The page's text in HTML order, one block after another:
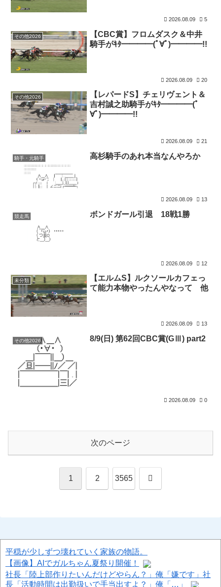
2026.08.09 5
その他2026
【CBC賞】フロムダスク＆中井
騎手がｷﾀ━━━━(ﾟ∀ﾟ)━━━━!!
2026.08.09 20
その他2026
【レパードS】チェリヴェント＆
吉村誠之助騎手がｷﾀ━━━━(ﾟ
∀ﾟ)━━━━!!
2026.08.09 21
騎手・元騎手 高杉騎手のあれ本当なんやろか
2026.08.09 13
競走馬 ボンドガール引退 18戦1勝
2026.08.09 12
未分類
【エルムS】ルクソールカフェっ
て能力本物やったんやなって 他
2026.08.09 13
その他2026 8/9(日) 第62回CBC賞(GⅢ) part2
2026.08.09 0
次のページ
1 2 3565 次
平穏が少しずつ壊れていく家族の物語。
【画像】AIでガルちゃん夏祭り開催！
社長「陸上部作りたいんだけどやらん？」俺「嫌です」社
長「活動時間は出勤扱いで手当出すよ？」俺「…」